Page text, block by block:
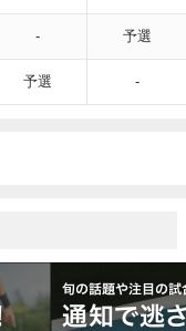
- 予選
予選 -